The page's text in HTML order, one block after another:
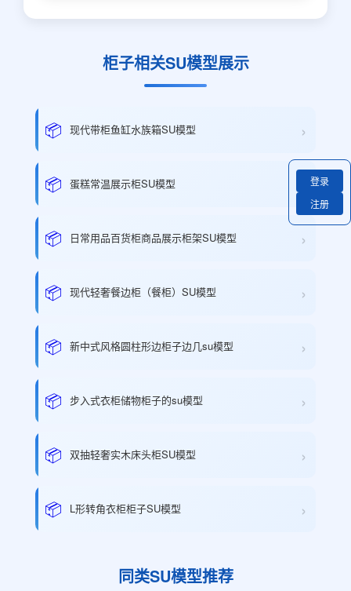
柜子相关SU模型展示
📦 现代带柜鱼缸水族箱SU模型 ›
📦 蛋糕常温展示柜SU模型
📦 日常用品百货柜商品展示柜架SU模型 ›
📦 现代轻奢餐边柜（餐柜）SU模型 ›
📦 新中式风格圆柱形边柜子边几su模型 ›
📦 步入式衣柜储物柜子的su模型 ›
📦 双抽轻奢实木床头柜SU模型 ›
📦 L形转角衣柜柜子SU模型 ›
同类SU模型推荐
登录
注册